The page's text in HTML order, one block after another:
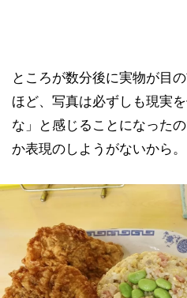
ところが数分後に実物が目
ほど、写真は必ずしも現実
な」と感じることになった
か表現のしようがないから。